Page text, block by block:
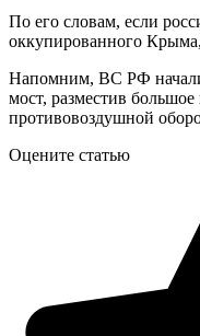
По его словам, если
оккупированного
Напомним, ВС РФ
мост, разместив большое
противовоздушной
Оцените статью